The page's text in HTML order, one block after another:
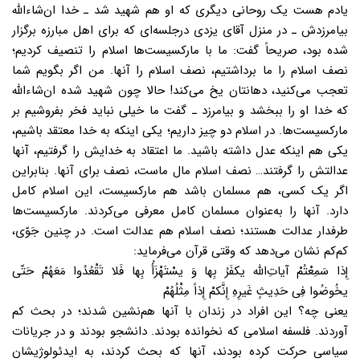
یادم هست یک روحانى دیگرى که او هم شهید شد ـ خدا ان‌شاءالله
بیامرزدش ـ در منزل آقاى یزدى درجلسه‌اى که براى اهل مبارزه برگزار
شده بود، صریحاً گفت: ما با مارکسیست‌ها اسلام را تنصیف کردیم؛
نصف اسلام را ما برداشتیم، نصف اسلام را آنها. من اگر بگویم شما
تعجب مى‌کنید، دهانتان یخ مى‌کند! حالا چون شهید شده ان‌شاءالله
که خدا او را ببخشد و بیامرزد ـ گفت ما خیلى نباید فخر بفروشیم بر
مارکسیست‌ها. در اسلام دو چیز داریم؛ یکى اینکه به خدا معتقد باشیم،
یکى هم اینکه عدل داشته باشید. ما اعتقاد به خدایش را گرفتیم، آنها
عدالتش را گرفتند… نصف اسلام مال ماست، نصف براى آنها. بنابراین
اگر یک کسى، هم مسلمان باشد هم مارکسیست، این اسلام کامل
دارد. آنها را به‌عنوان مسلمان کامل معرفى مى‌کردند. مارکسیست‌ها
طرفدار عدالت هستند؛ نصف اسلام هم عدالت است. در چنین جَوّى،
کم‌کم نشان مى‌دهد که وقتى قرآن مى‌فرماید:
إِذا سَمِعْتُمْ آیاتِ‌الله یکفَرُ بِها وَ یسْتَهْزَأُ بِها فَلا تَقْعُدُوا مَعَهُمْ حَتّى
یخُوضُوا فِی حَدِیثٍ غَیرِهِ إِنَّکمْ إِذاً مِثْلُهُمْ
یعنى چه؟ این افراد در زندان با آنها هم‌نشین شدند؛ در بحث کم
آوردند. فلسفه اسلامى که نخوانده بودند. دانشجو بودند و در جریانات
سیاسى حرکت کرده بودند، آنها که بحث کردند، به ایدئولوژیشان